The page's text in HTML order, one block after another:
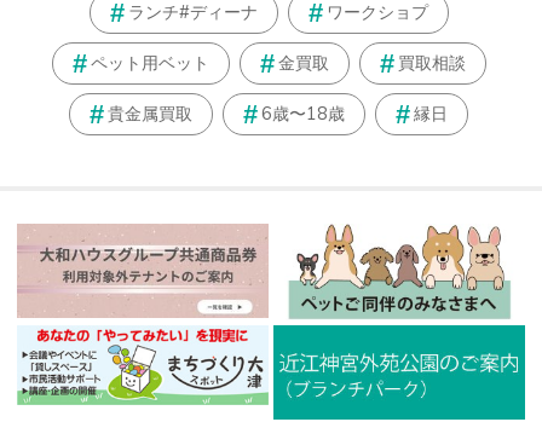
ランチ#ディーナ ワークショプ
ペット用ベット 金買取 買取相談
貴金属買取 6歳〜18歳 縁日